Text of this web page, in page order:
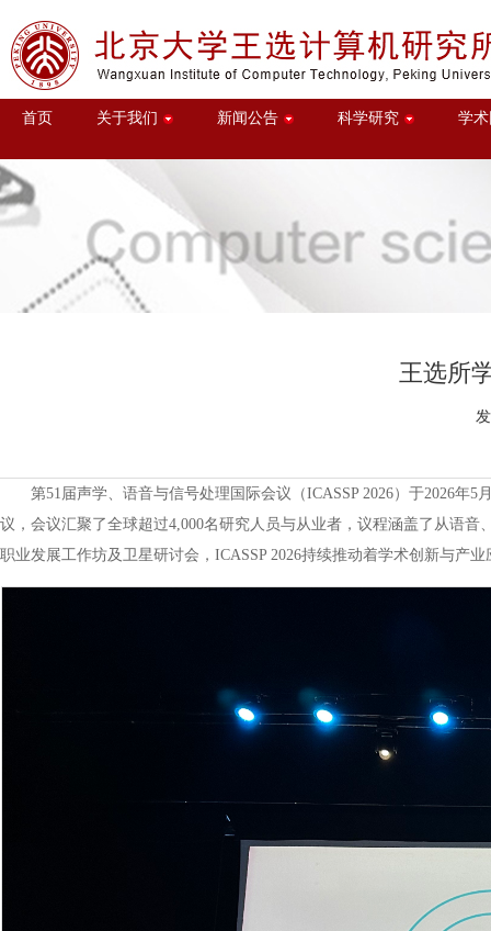
首页 关于我们 新闻公告 科学研究 学
王选所
第51届声学、语音与信号处理国际会议（ICASSP 2026）于2026年
议，会议汇聚了全球超过4,000名研究人员与从业者，议程涵盖了从语
职业发展工作坊及卫星研讨会，ICASSP 2026持续推动着学术创新与产